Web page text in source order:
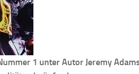
1 unter Autor Jeremy